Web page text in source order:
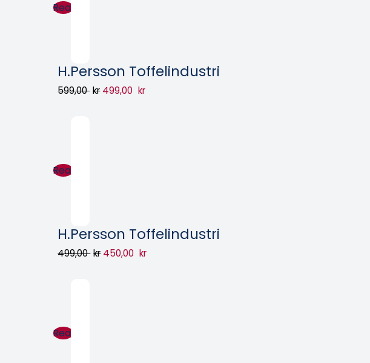
Rea!
H.Persson Toffelindustri
599,00 kr 499,00 kr
Rea!
H.Persson Toffelindustri
499,00 kr 450,00 kr
Rea!